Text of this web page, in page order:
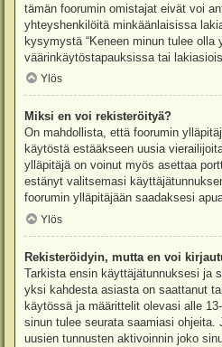
tämän foorumin omistajat eivät voi
yhteyshenkilöitä minkäänlaisissa
kysymystä “Keneen minun tulee olla
väärinkäytöstapauksissa tai
Ylös
Miksi en voi rekisteröityä?
On mahdollista, että foorumin
käytöstä estääkseen uusia
ylläpitäjä on voinut myös asettaa
estänyt valitsemasi
foorumin ylläpitäjään saadaksesi
Ylös
Rekisteröidyin, mutta en voi
Tarkista ensin käyttäjätunnuksesi ja
yksi kahdesta asiasta on saattanut
käytössä ja määrittelit olevasi alle
sinun tulee seurata saamiasi
uusien tunnusten aktivoinnin joko